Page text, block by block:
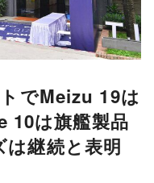
でMeizu 19は
10は旗艦製品
は継続と表明